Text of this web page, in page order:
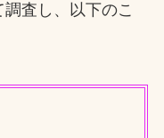
査し、以下のこ